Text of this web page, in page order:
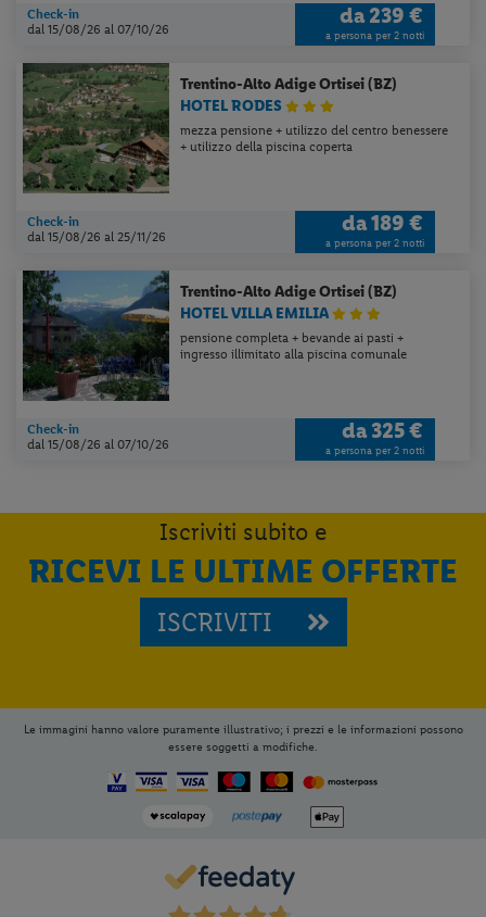
Check-in
dal 15/08/26al 07/10/26
da239 €
a persona per 2 notti
Trentino-Alto AdigeOrtisei (BZ)
HOTEL RODES
mezza pensione + utilizzo del centro benessere
+ utilizzo della piscina coperta
Check-in
dal 15/08/26al 25/11/26
da189 €
a persona per 2 notti
Trentino-Alto AdigeOrtisei (BZ)
HOTEL VILLA EMILIA
pensione completa + bevande ai pasti +
ingresso illimitato alla piscina comunale
Check-in
dal 15/08/26al 07/10/26
da325 €
a persona per 2 notti
Iscriviti subito e
RICEVI LE ULTIME OFFERTE
ISCRIVITI
Le immagini hanno valore puramente illustrativo; i prezzi e le informazioni possono
essere soggetti a modifiche.
Per aggiungereLidl Viaggialla tua
Home, apri il menu opzioni evidenziato
Installa